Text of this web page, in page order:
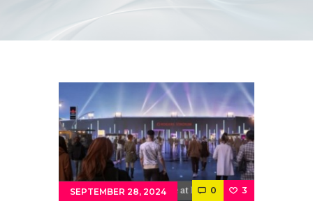
Shows
Events
Store
Contacts
Cine
SEPTEMBER 28, 2024 0 3